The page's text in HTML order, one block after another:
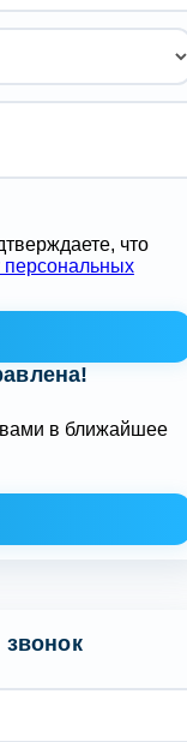
что
в ближайшее